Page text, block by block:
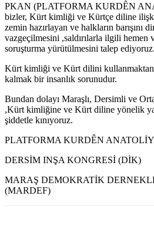
PKAN (PLATFORMA KURDÊN
bizler, Kürt kimliği ve Kürtçe diline
zemin hazırlayan ve halkların barışını
vazgeçilmesini ,saldırılarla ilgili hemen
soruşturma yürütülmesini talep ediyoruz.
Kürt kimliği ve Kürt dilini kullanmaktan
kalmak bir insanlık sorunudur.
Bundan dolayı Maraşlı, Dersimli ve
,Kürt kimliğine ve Kürt diline yönelik
şiddetle kınıyoruz.
PLATFORMA KURDÊN
DERSİM INŞA KONGRESİ (DİK)
MARAŞ DEMOKRATİK
(MARDEF)